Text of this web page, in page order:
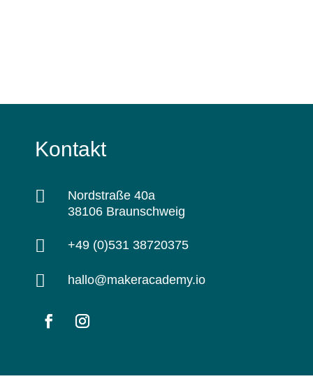
Kontakt

Nordstraße 40a
38106 Braunschweig
 +49 (0)531 38720375
 hallo@makeracademy.io